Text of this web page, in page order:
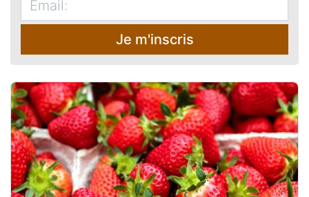
Je m'inscris